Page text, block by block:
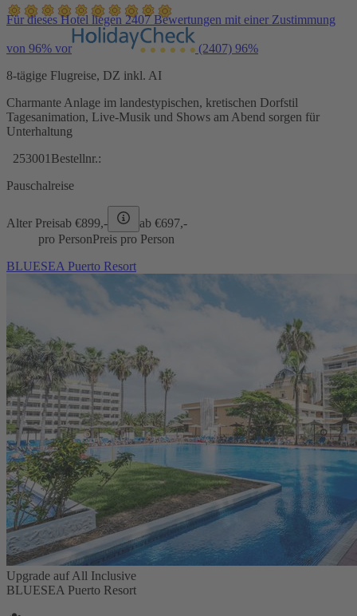
Für dieses Hotel liegen 2407 Bewertungen mit einer Zustimmung
von 96% vor (2407) 96%
8-tägige Flugreise, DZ inkl. AI
Charmante Anlage im landestypischen, kretischen Dorfstil
Tagesanimation, Live-Musik und Shows am Abend sorgen für
Unterhaltung
253001 Bestellnr.:
Pauschalreise
Alter Preisab €899,- ab €697,-
pro PersonPreis pro Person
BLUESEA Puerto Resort
Upgrade auf All Inclusive
BLUESEA Puerto Resort